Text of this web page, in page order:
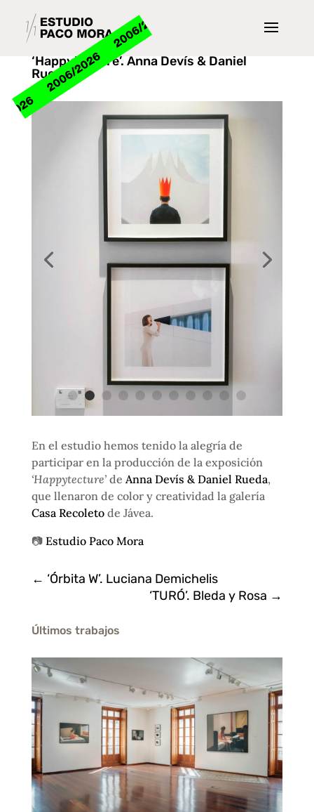
‘Happytecture’. Anna Devís & Daniel
Rueda
En el estudio hemos tenido la alegría de
participar en la producción de la exposición
‘Happytecture’de Anna Devís & Daniel Rueda,
que llenaron de color y creatividad la galería
Casa Recoletode Jávea.
📷 Estudio Paco Mora
← ‘Órbita W’. Luciana Demichelis
‘TURÓ’. Bleda y Rosa →
Últimos trabajos